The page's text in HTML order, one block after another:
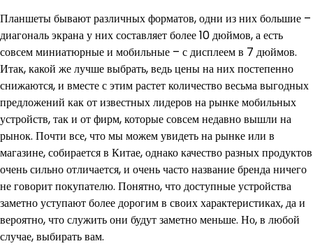
Планшеты бывают различных форматов, одни из них большие –
диагональ экрана у них составляет более 10 дюймов, а есть
совсем миниатюрные и мобильные – с дисплеем в 7 дюймов.
Итак, какой же лучше выбрать, ведь цены на них постепенно
снижаются, и вместе с этим растет количество весьма выгодных
предложений как от известных лидеров на рынке мобильных
устройств, так и от фирм, которые совсем недавно вышли на
рынок. Почти все, что мы можем увидеть на рынке или в
магазине, собирается в Китае, однако качество разных продуктов
очень сильно отличается, и очень часто название бренда ничего
не говорит покупателю. Понятно, что доступные устройства
заметно уступают более дорогим в своих характеристиках, да и
вероятно, что служить они будут заметно меньше. Но, в любой
случае, выбирать вам.